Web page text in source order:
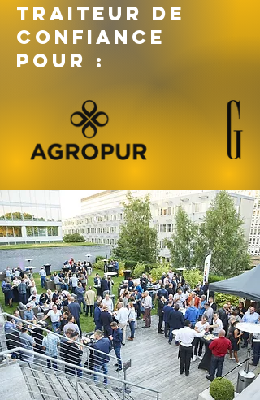
TRAITEUR DE
CONFIANCE
POUR :